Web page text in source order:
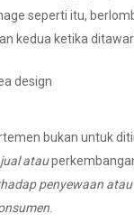
seperti itu,
kedua ketika
bukan untuk
atau
penyewaan